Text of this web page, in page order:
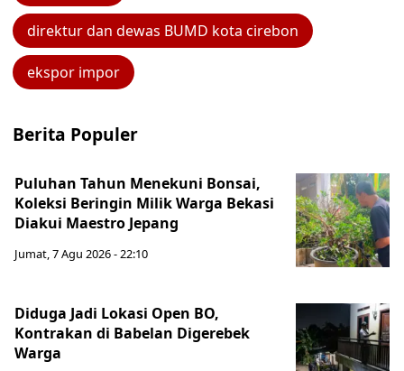
direktur dan dewas BUMD kota cirebon
ekspor impor
Berita Populer
Puluhan Tahun Menekuni Bonsai,
Koleksi Beringin Milik Warga Bekasi
Diakui Maestro Jepang
Jumat, 7 Agu 2026 - 22:10
Diduga Jadi Lokasi Open BO,
Kontrakan di Babelan Digerebek
Warga